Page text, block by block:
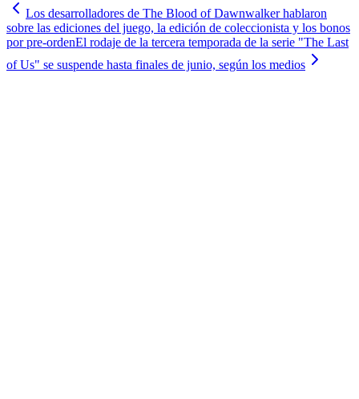
Los desarrolladores de The Blood of Dawnwalker hablaron
sobre las ediciones del juego, la edición de coleccionista y los bonos
por pre-ordenEl rodaje de la tercera temporada de la serie "The Last
of Us" se suspende hasta finales de junio, según los medios